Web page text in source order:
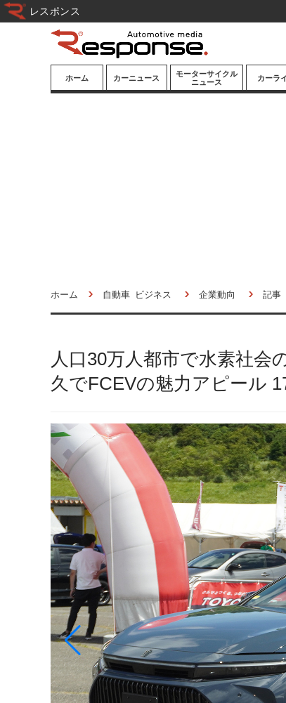
ホーム カーニュース
モーターサイクル
ニュース
カーラ
ホーム 自動車 ビジネス 企業動向 記事
人口30万人都市で水素社会
久でFCEVの魅力アピール
レスポンス